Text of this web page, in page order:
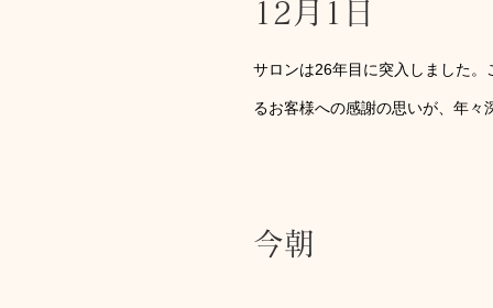
12月1日
サロンは26年目に突入しました
るお客様への感謝の思いが、年々
今朝